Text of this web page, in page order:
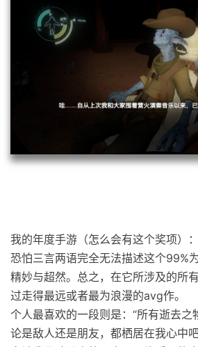
我的年度手游（怎么会有这个奖项）
恐怕三言两语完全无法描述这个99%
精妙与超然。总之，在它所涉及的所
过走得最远或者最为浪漫的avg作。
个人最喜欢的一段则是：“所有逝去之
论是敌人还是朋友，都栖居在我心中